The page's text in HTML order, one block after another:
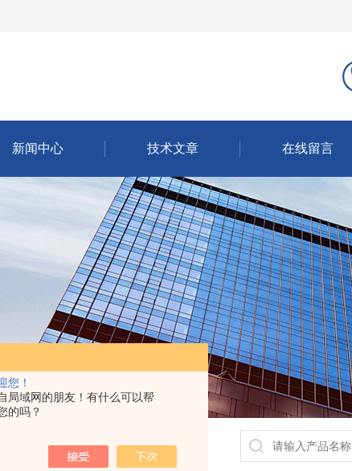
您！
局域网的朋友！有什么可以帮
的吗？
新闻中心 技术文章 在线留言
机，等离子去胶机，刻蚀机，加热板